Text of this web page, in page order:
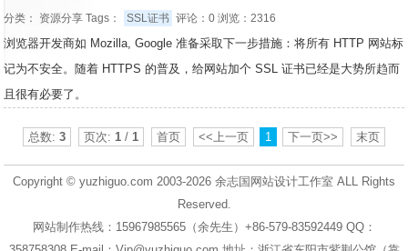
分类： 资源分享 Tags： SSL证书 评论：0 浏览：2316
浏览器开发商如 Mozilla, Google 准备采取下一步措施：将所有 HTTP 网站标
记为不安全。随着 HTTPS 的普及，给网站加个 SSL 证书已经是大势所趋而
且很有必要了。
总数: 3 页次: 1 / 1 首页 <<上一页 1 下一页>> 末页
Copyright © yuzhiguo.com 2003-2026 余志国网站设计工作室 ALL Rights
Reserved.
网站制作热线：15967985565（余先生）+86-579-83592449 QQ：